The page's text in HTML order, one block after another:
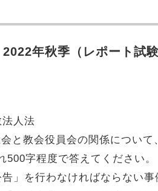
2022年秋季 （レポート試験
人法
と教会役員会の関係について
500字程度で答えてください。
」を行わなければならない事